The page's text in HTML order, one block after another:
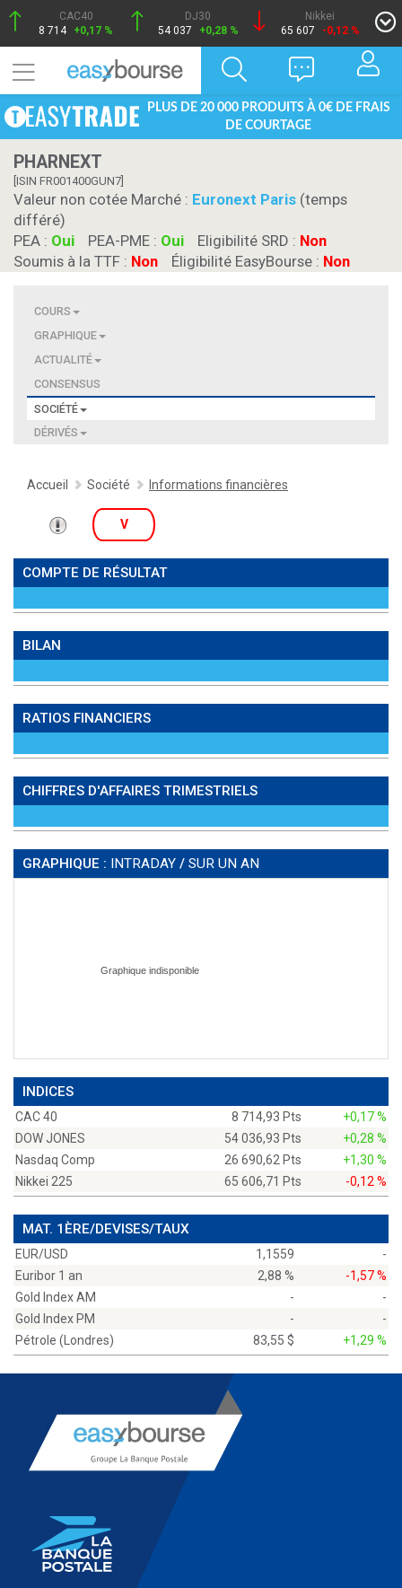
CAC40
8 714 +0,17 %
DJ30
54 037
+0,28 %
Nikkei
65 607
-0,12 %
PLUS DE 20 000 PRODUITS À 0€ DE FRAIS
DE COURTAGE
PHARNEXT
[ISIN FR001400GUN7]
Valeur non cotée Marché : Euronext Paris (temps
différé)
PEA : Oui PEA-PME : Oui Eligibilité SRD : Non
Soumis à la TTF : Non Éligibilité EasyBourse : Non
COURS
GRAPHIQUE
ACTUALITÉ
CONSENSUS
SOCIÉTÉ
DÉRIVÉS
Accueil Société Informations financières
V
COMPTE DE RÉSULTAT
BILAN
RATIOS FINANCIERS
CHIFFRES D'AFFAIRES TRIMESTRIELS
GRAPHIQUE : INTRADAY / SUR UN AN
INDICES
CAC 40 8 714,93 Pts
+0,17 %
DOW JONES
54 036,93 Pts
+0,28 %
Nasdaq Comp
26 690,62 Pts
+1,30 %
Nikkei 225
65 606,71 Pts -0,12 %
MAT. 1ÈRE/DEVISES/TAUX
EUR/USD 1,1559
-
Euribor 1 an
2,88 %
-1,57 %
Gold Index AM
-
-
Gold Index PM
-
-
Pétrole (Londres)
83,55 $ +1,29 %